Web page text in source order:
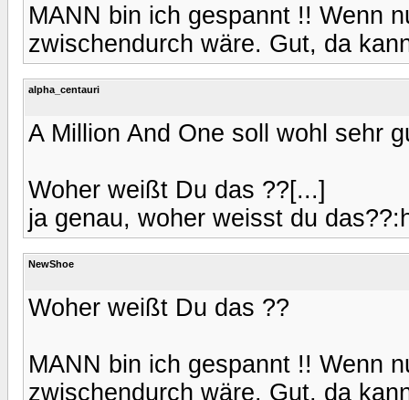
MANN bin ich gespannt !! Wenn
zwischendurch wäre. Gut, da
alpha_centauri
A Million And One soll wohl sehr
Woher weißt Du das ??[...]
ja genau, woher weisst du
NewShoe
Woher weißt Du das ??
MANN bin ich gespannt !! Wenn
zwischendurch wäre. Gut, da